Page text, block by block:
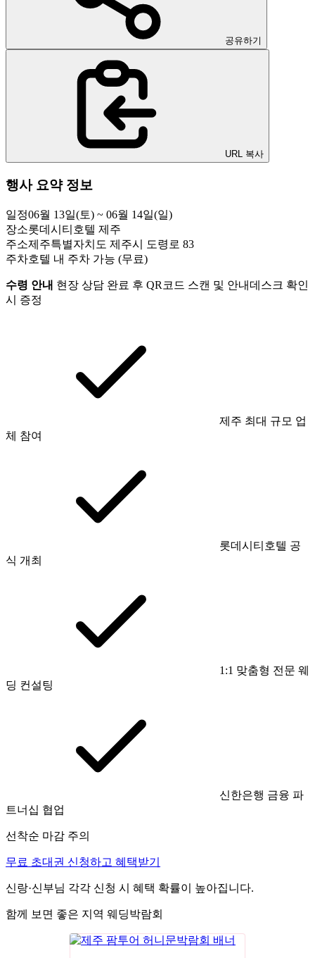
공유하기
URL 복사
행사 요약 정보
일정06월 13일(토) ~ 06월 14일(일)
장소롯데시티호텔 제주
주소제주특별자치도 제주시 도령로 83
주차호텔 내 주차 가능 (무료)
수령 안내 현장 상담 완료 후 QR코드 스캔 및 안내데스크 확인
시 증정
제주 최대 규모 업
체 참여
롯데시티호텔 공
식 개최
1:1 맞춤형 전문 웨
딩 컨설팅
신한은행 금융 파
트너십 협업
선착순 마감 주의
무료 초대권 신청하고 혜택받기
신랑·신부님 각각 신청 시 혜택 확률이 높아집니다.
함께 보면 좋은 지역 웨딩박람회